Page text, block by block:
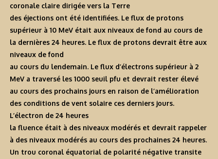
coronale claire dirigée vers la Terre
des éjections ont été identifiées. Le flux de protons
supérieur à 10 MeV était aux niveaux de fond au cours de
la dernières 24 heures. Le flux de protons devrait être aux
niveaux de fond
au cours du lendemain. Le flux d’électrons supérieur à 2
MeV a traversé les 1000 seuil pfu et devrait rester élevé
au cours des prochains jours en raison de l’amélioration
des conditions de vent solaire ces derniers jours.
L’électron de 24 heures
la fluence était à des niveaux modérés et devrait rappeler
à des niveaux modérés au cours des prochaines 24 heures.
Un trou coronal équatorial de polarité négative transite